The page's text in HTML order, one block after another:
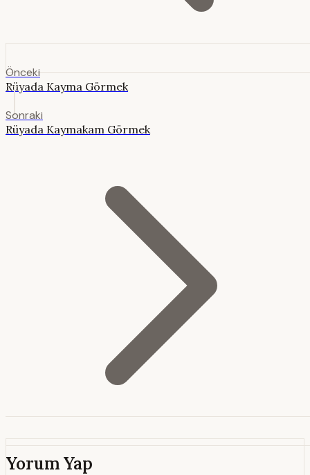
Önceki
Rüyada Kayma Görmek
Sonraki
Rüyada Kaymakam Görmek
Yorum Yap